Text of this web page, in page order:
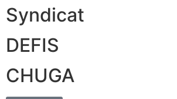
Syndicat
DEFIS
CHUGA